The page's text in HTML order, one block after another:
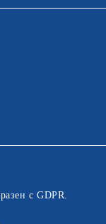
с GDPR.